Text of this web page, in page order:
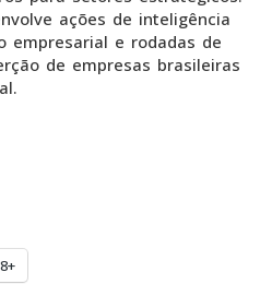
ações de inteligência
empresarial e rodadas de
de empresas brasileiras